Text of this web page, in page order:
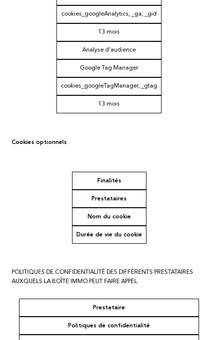
cookies_googleAnalytics, _ga, _gid
13 mois
Analyse d'audience
Google Tag Manager
cookies_googleTagManager, _gtag
13 mois
Cookies optionnels
Finalités
Prestataires
Nom du cookie
Durée de vie du cookie
POLITIQUES DE CONFIDENTIALITÉ DES DIFFÉRENTS PRESTATAIRES
AUXQUELS LA BOÎTE IMMO PEUT FAIRE APPEL.
Prestataire
Politiques de confidentialité